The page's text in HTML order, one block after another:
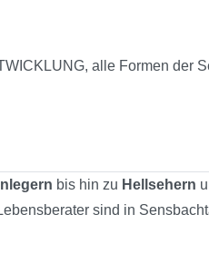
alle Formen der
bis hin zu Hellsehern
sind in